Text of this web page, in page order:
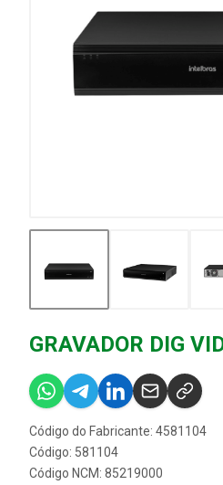
GRAVADOR DIG
Código do Fabricante: 4581104
Código: 581104
Código NCM: 85219000